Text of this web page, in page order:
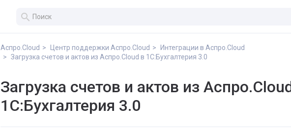
search
Аспро.Cloud Центр поддержки Аспро.Cloud
Интеграции в Аспро.Cloud
Загрузка счетов и актов из Аспро.Cloud в 1С:Бухгалтерия 3.0
Загрузка счетов и актов из
1С:Бухгалтерия 3.0